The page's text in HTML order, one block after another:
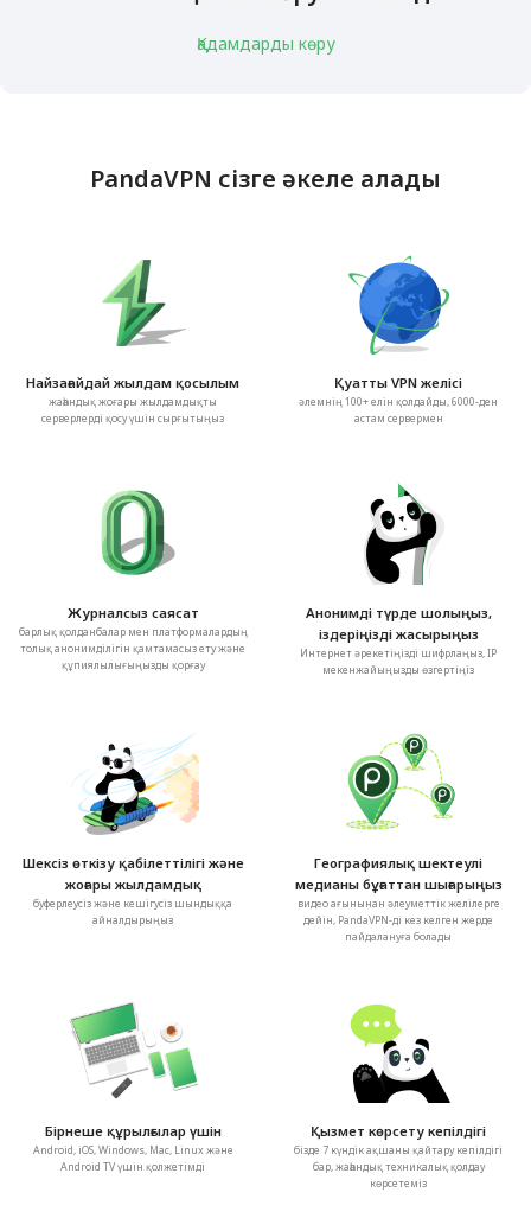
Қадамдарды көру
PandaVPN сізге әкеле алады
Найзағайдай жылдам қосылым
жаһандық жоғары жылдамдықты
серверлерді қосу үшін сырғытыңыз
Қуатты VPN желісі
әлемнің 100+ елін қолдайды, 6000-ден
астам сервермен
Журналсыз саясат
барлық қолданбалар мен платформалардың
толық анонимділігін қамтамасыз ету және
құпиялылығыңызды қорғау
Анонимді түрде шолыңыз,
іздеріңізді жасырыңыз
Интернет әрекетіңізді шифрлаңыз, IP
мекенжайыңызды өзгертіңіз
Шексіз өткізу қабілеттілігі және
жоғары жылдамдық
буферлеусіз және кешігусіз шындыққа
айналдырыңыз
Географиялық шектеулі
медианы бұғаттан шығарыңыз
видео ағынынан әлеуметтік желілерге
дейін, PandaVPN-ді кез келген жерде
пайдалануға болады
Бірнеше құрылғылар үшін
Android, iOS, Windows, Mac, Linux және
Android TV үшін қолжетімді
Қызмет көрсету кепілдігі
бізде 7 күндік ақшаны қайтару кепілдігі
бар, жаһандық техникалық қолдау
көрсетеміз